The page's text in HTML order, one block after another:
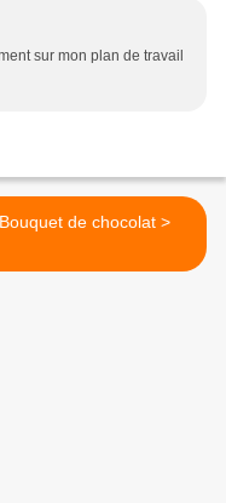
sur mon plan de travail
Bouquet de chocolat >